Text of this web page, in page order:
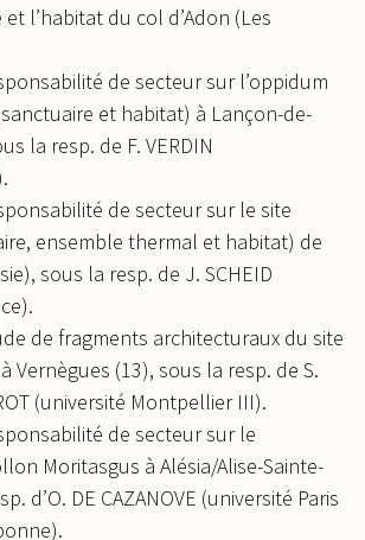
l’habitat du col d’Adon (Les
de secteur sur l’oppidum
et habitat) à Lançon-de-
la resp. de F. VERDIN
de secteur sur le site
ensemble thermal et habitat) de
sous la resp. de J. SCHEID
de fragments architecturaux du site
Vernègues (13), sous la resp. de S.
(université Montpellier III).
de secteur sur le
Moritasgus à Alésia/Alise-Sainte-
d’O. DE CAZANOVE (université Paris